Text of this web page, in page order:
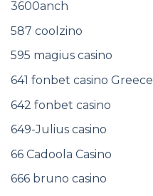
3600anch
587 coolzino
595 magius casino
641 fonbet casino Greece
642 fonbet casino
649-Julius casino
66 Cadoola Casino
666 bruno casino